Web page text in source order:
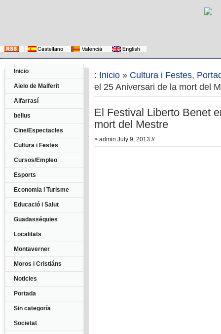
Inicio
Aielo de Malferit
Alfarrasí
bellus
Cine/Espectacles
Cultura i Festes
Cursos/Empleo
Esports
Economia i Turisme
Educació i Salut
Guadasséquies
Localitats
Montaverner
Moros i Cristiáns
Noticies
Portada
Sin categoría
Societat
: Inicio » Cultura i Festes,
el 25 Aniversari de la mort del
El Festival Liberto Benet
mort del Mestre
> admin July 9, 2013 //